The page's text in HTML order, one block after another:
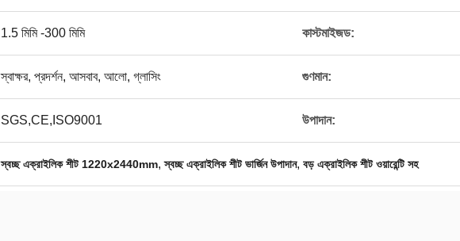
1.5 মিমি -300 মিমি কাস্টমাইজড:
স্বাক্ষর, প্রদর্শন, আসবাব, আলো, গ্লাসিং গুণমান:
SGS,CE,ISO9001 উপাদান:
স্বচ্ছ এক্রাইলিক শীট 1220x2440mm,স্বচ্ছ এক্রাইলিক শীট ভার্জিন উপাদান, বড় এক্রাইলিক শীট ওয়ারেন্টি সহ